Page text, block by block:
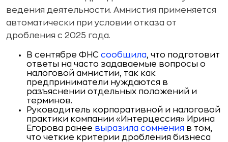
ведения деятельности. Амнистия применяется
автоматически при условии отказа от
дробления с 2025 года.
В сентябре ФНС сообщила, что подготовит
ответы на часто задаваемые вопросы о
налоговой амнистии, так как
предприниматели нуждаются в
разъяснении отдельных положений и
терминов.
Руководитель корпоративной и налоговой
практики компании «Интерцессия» Ирина
Егорова ранее выразила сомнения в том,
что четкие критерии дробления бизнеса